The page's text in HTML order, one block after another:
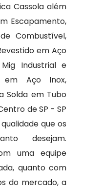
Cassola além
Escapamento,
Combustível,
em Aço
Industrial e
em Aço Inox,
Solda em Tubo
de SP - SP
que os
desejam.
uma equipe
quanto com
do mercado, a